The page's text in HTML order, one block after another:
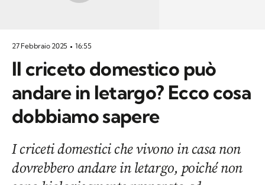
27 Febbraio 2025 16:55
Il criceto domestico può
andare in letargo? Ecco cosa
dobbiamo sapere
I criceti domestici che vivono in casa non
dovrebbero andare in letargo, poiché non